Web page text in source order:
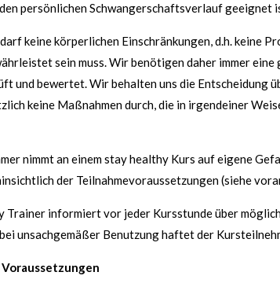
persönlichen Schwangerschaftsverlauf geeignet
keine körperlichen Einschränkungen, d.h. keine
sein muss. Wir benötigen daher immer
und bewertet. Wir behalten uns die Entscheidung
keine Maßnahmen durch, die in irgendeiner
nimmt an einem stay healthy Kurs auf eigene
der Teilnahmevoraussetzungen (siehe
Trainer informiert vor jeder Kursstunde über
unsachgemäßer Benutzung haftet der